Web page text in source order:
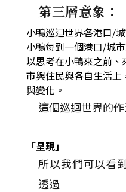
第三層意象：
小鴨巡迴世界各港口/
小鴨每到一個港口/城
以思考在小鴨來之前
市與住民與各自生活
與變化。
這個巡迴世界的
「呈現」
所以我們可以看
透過